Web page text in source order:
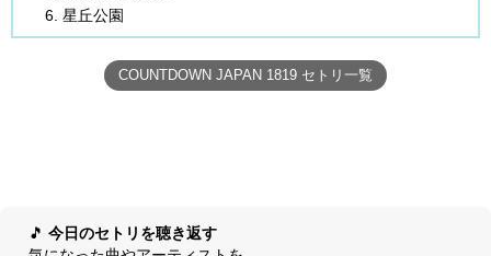
星丘公園
COUNTDOWN JAPAN 1819 セトリ一覧
🎵 今日のセトリを聴き返す